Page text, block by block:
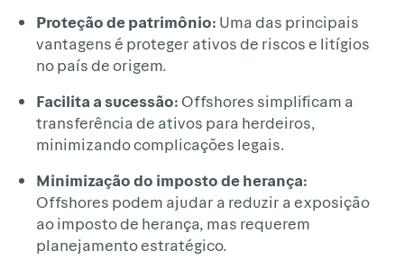
Proteção de patrimônio: Uma das principais
vantagens é proteger ativos de riscos e litígios
no país de origem.
Facilita a sucessão: Offshores simplificam a
transferência de ativos para herdeiros,
minimizando complicações legais.
Minimização do imposto de herança:
Offshores podem ajudar a reduzir a exposição
ao imposto de herança, mas requerem
planejamento estratégico.